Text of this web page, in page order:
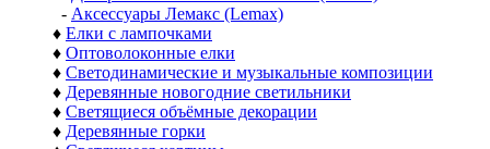
- Аксессуары Лемакс (Lemax)
♦ Елки с лампочками
♦ Оптоволоконные елки
♦ Светодинамические и музыкальные композиции
♦ Деревянные новогодние светильники
♦ Светящиеся объёмные декорации
♦ Деревянные горки